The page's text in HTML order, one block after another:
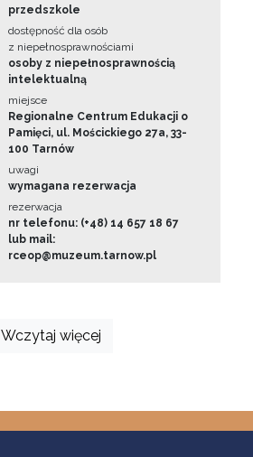
przedszkole
dostępność dla osób
z niepełnosprawnościami
osoby z niepełnosprawnością
intelektualną
miejsce
Regionalne Centrum Edukacji o
Pamięci, ul. Mościckiego 27a, 33-
100 Tarnów
uwagi
wymagana rezerwacja
rezerwacja
nr telefonu: (+48) 14 657 18 67
lub mail:
rceop@muzeum.tarnow.pl
Wczytaj więcej